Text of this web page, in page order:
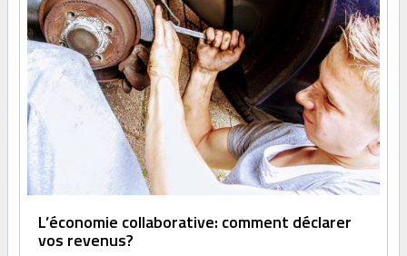
L’économie collaborative: comment déclarer
vos revenus?